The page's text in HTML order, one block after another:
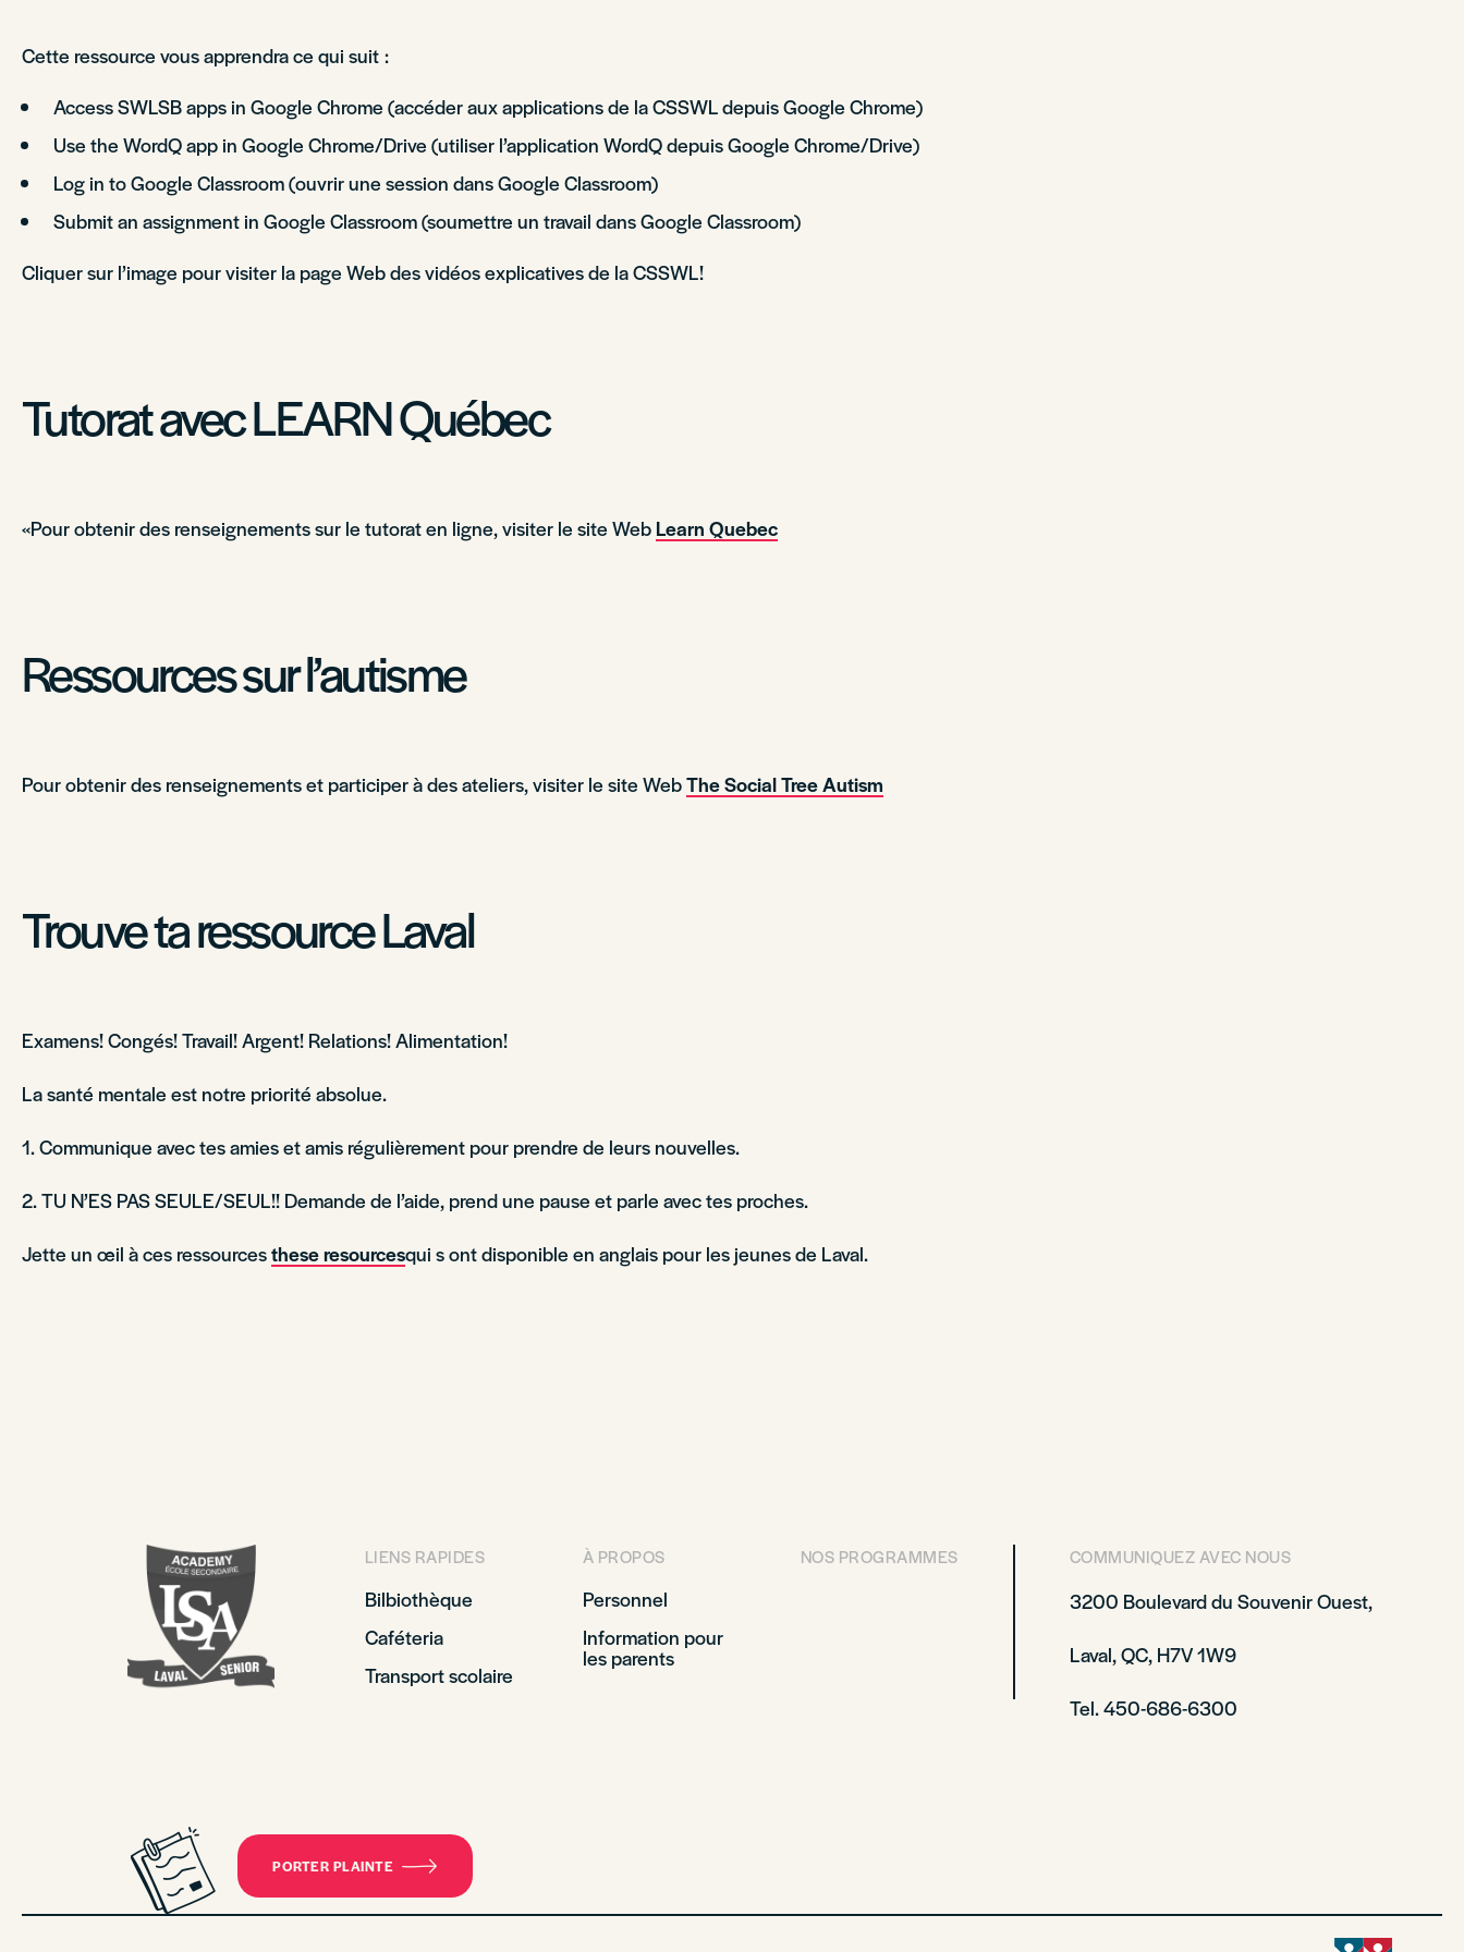
Cette ressource vous apprendra ce qui suit :
Access SWLSB apps in Google Chrome (accéder aux applications de la CSSWL depuis Google Chrome)
Use the WordQ app in Google Chrome/Drive (utiliser l’application WordQ depuis Google Chrome/Drive)
Log in to Google Classroom (ouvrir une session dans Google Classroom)
Submit an assignment in Google Classroom (soumettre un travail dans Google Classroom)
Cliquer sur l’image pour visiter la page Web des vidéos explicatives de la CSSWL!
Tutorat avec LEARN Québec
«Pour obtenir des renseignements sur le tutorat en ligne, visiter le site Web Learn Quebec
Ressources sur l’autisme
Pour obtenir des renseignements et participer à des ateliers, visiter le site WebThe Social Tree Autism
Trouve ta ressource Laval
Examens! Congés! Travail! Argent! Relations! Alimentation!
La santé mentale est notre priorité absolue.
1. Communique avec tes amies et amis régulièrement pour prendre de leurs nouvelles.
2. TU N’ES PAS SEULE/SEUL!! Demande de l’aide, prend une pause et parle avec tes proches.
Jette un œil à ces ressourcesthese resourcesqui s ont disponible en anglais pour les jeunes de Laval.
LIENS RAPIDES
Bilbiothèque
Caféteria
Transport scolaire
À PROPOS
Personnel
Information pour
les parents
NOS PROGRAMMES COMMUNIQUEZ AVEC NOUS
3200 Boulevard du Souvenir Ouest,
Laval, QC, H7V 1W9
Tel. 450-686-6300
PORTER PLAINTE